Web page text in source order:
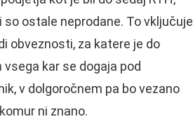
ostale neprodane. To vključuje
obveznosti, za katere je do
kar se dogaja pod
v dolgoročnem pa bo vezano
ni znano.